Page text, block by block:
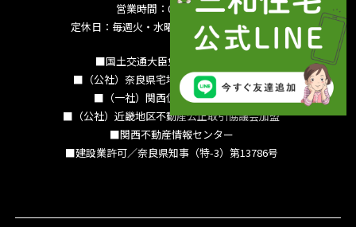
営業時間：09:00～18:00
定休日：毎週火・水曜日 夏季休暇 年末年始
■国土交通大臣免許（15）994号
■（公社）奈良県宅地建物取引業協会会員
■（一社）関西住宅産業協会会員
■（公社）近畿地区不動産公正取引協議会加盟
■関西不動産情報センター
■建設業許可／奈良県知事（特-3）第13786号